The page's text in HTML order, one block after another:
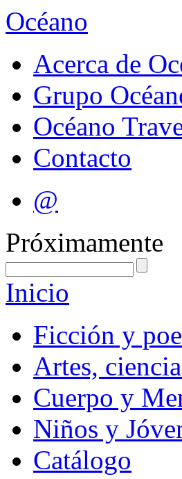
Océano
Acerca de
Grupo
Océano
Contacto
@
Próximamente
Inicio
Ficción y
Artes,
Cuerpo y
Niños y
Catálogo